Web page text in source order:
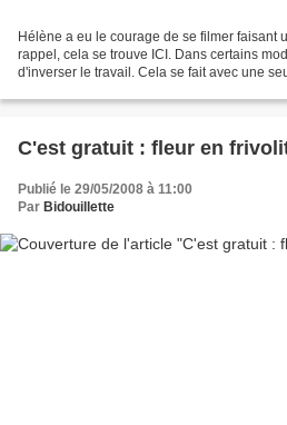
Hélène a eu le courage de se filmer faisant
rappel, cela se trouve ICI. Dans certains
d'inverser le travail. Cela se fait avec une
C'est gratuit : fleur en
Publié le 29/05/2008 à 11:00
Par Bidouillette